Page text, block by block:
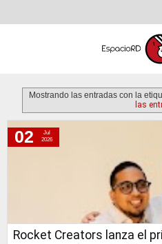
Mostrando las entradas con la
las
jueves, 2 de julio de 2026
Rocket Creators lanza el
02
Jul
2026